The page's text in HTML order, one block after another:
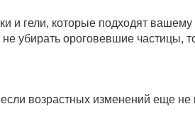
и гели, которые подходят вашему
убирать ороговевшие частицы,
возрастных изменений еще